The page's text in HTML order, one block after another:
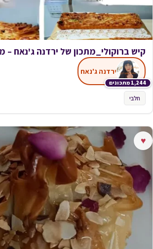
קיש ברוקולי_מתכון של ירדנה ג'נאח –
1,244 מתכונים
ירדנה ג'נאח
חלבי
♥